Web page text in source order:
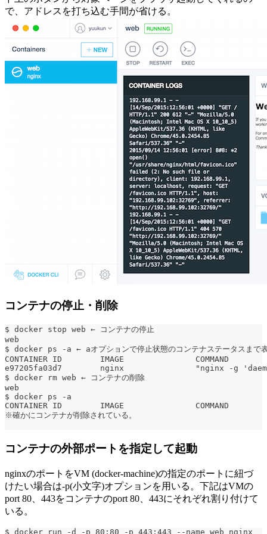
で、アドレスを打ち込む手間が省ける。
コンテナの停止・削除
$ docker stop web ← コンテナの停止
web
$ docker ps -a ← aオプションで停止状態のコンテナステータスまで
CONTAINER ID        IMAGE
e97205fa03d7        nginx               "nginx -g
$ docker rm web ← コンテナの削除
web
$ docker ps -a
CONTAINER ID        IMAGE               COMMAND
※確かにコンテナが削除されている。
コンテナの外部ポートを指定して起動
nginxのポートをVM (docker-machine)の指定のポートに紐づ
けたい場合は-p(小文字)オプションを用いる。下記はVMの
port 80、443をコンテナのport 80、443にそれぞれ割り付けて
いる。
$ docker run -d -p 80:80 -p 443:443 --name web nginx